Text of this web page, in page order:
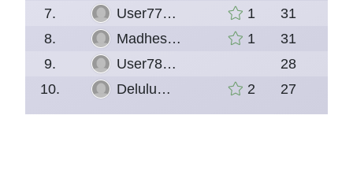
7.
User77… 1
31
8.
Madhes… 1
31
9.
User78…
28
10.
Delulu… 2 27